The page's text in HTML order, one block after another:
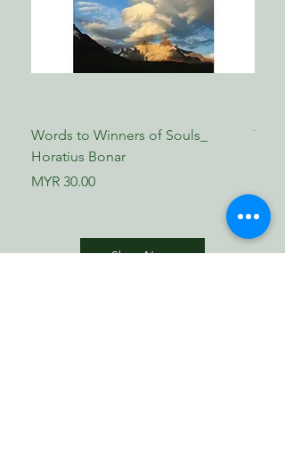
Words to Winners of Souls_
Horatius Bonar
Price
MYR 30.00
The
Shop Now